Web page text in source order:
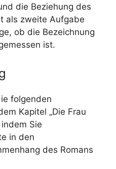
die Beziehung des
als zweite Aufgabe
ob die Bezeichnung
ist.
folgenden
Kapitel „Die Frau
Sie
in den
des Romans